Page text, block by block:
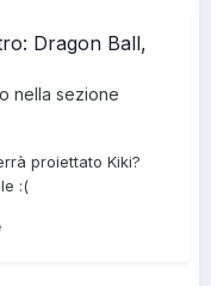
Dragon Ball,
nella sezione
proiettato Kiki?
:(